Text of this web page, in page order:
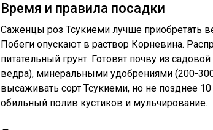
Время и правила посадки
Саженцы роз Тсукиеми лучше приобретать
Побеги опускают в раствор Корневина.
питательный грунт. Готовят почву из
ведра), минеральными удобрениями (200-
высаживать сорт Тсукиеми, но не позднее
обильный полив кустиков и мульчирование.